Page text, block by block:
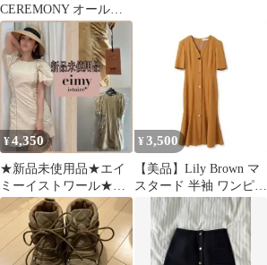
CEREMONY オールイ
ンワン サロペット ワイ
ド M
¥4,350
★新品未使用品★エイ
ミーイストワール★サ
イドギャザーボリュー
ムスリーブワンピース
¥ 3,500
【美品】Lily Brown マ
スタード 半袖 ワンピー
ス リリーブラウン